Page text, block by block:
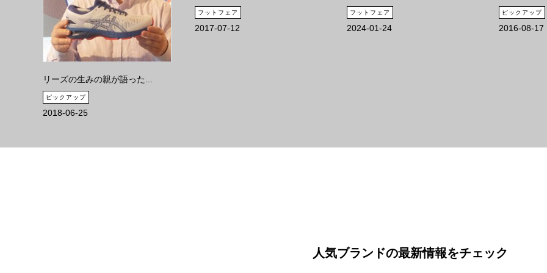
リーズの生みの親が語った...
ピックアップ
2018-06-25
フットフェア
2017-07-12
フットフェア
2024-01-24
ピックアップ
2016-08-17
人気ブランドの最新情報をチェック